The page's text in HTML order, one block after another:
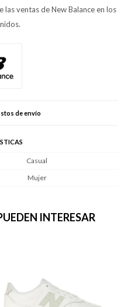
ventas de New Balance en los
de envío
Casual
Mujer
INTERESAR